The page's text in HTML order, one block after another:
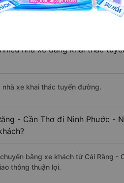
có mức giá là 420.000 đồng của
nhà xe đang khai thác
nhà xe khai thác tuyến đường.
- Cần Thơ đi Ninh Phước -
bằng xe khách từ Cái Răng -
thông thuận lợi.